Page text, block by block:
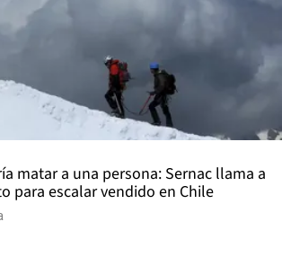
matar a una persona: Sernac llama a
para escalar vendido en Chile